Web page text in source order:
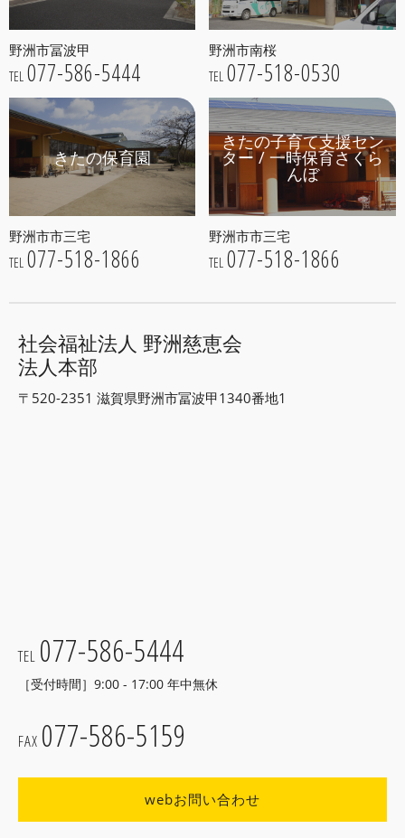
野洲市冨波甲
TEL 077-586-5444
野洲市南桜
TEL 077-518-0530
きたの保育園
野洲市市三宅
TEL 077-518-1866
きたの子育て支援セン
ター / 一時保育さくら
んぼ
野洲市市三宅
TEL 077-518-1866
社会福祉法人 野洲慈恵会
法人本部
〒520-2351 滋賀県野洲市冨波甲1340番地1
TEL 077-586-5444
［受付時間］9:00 - 17:00 年中無休
FAX 077-586-5159
webお問い合わせ